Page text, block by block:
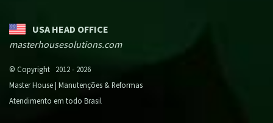
USA HEAD OFFICE
masterhousesolutions.com
© Copyright 2012 - 2026
Master House | Manutenções & Reformas
Atendimento em todo Brasil